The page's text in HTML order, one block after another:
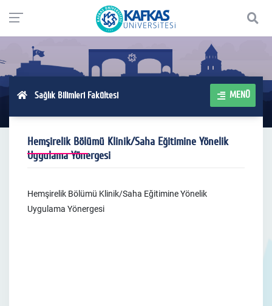
Sağlık Bilimleri Fakültesi MENÜ
Hemşirelik Bölümü Klinik/Saha Eğitimine Yönelik
Uygulama Yönergesi
Hemşirelik Bölümü Klinik/Saha Eğitimine Yönelik
Uygulama Yönergesi